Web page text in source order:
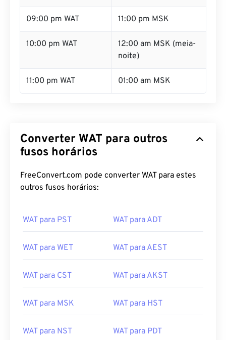
09:00 pm WAT 11:00 pm MSK
10:00 pm WAT
12:00 am MSK (meia-
noite)
11:00 pm WAT 01:00 am MSK
Converter WAT para outros
fusos horários
FreeConvert.com pode converter WAT para estes
outros fusos horários:
WAT para PST WAT para ADT
WAT para WET WAT para AEST
WAT para CST WAT para AKST
WAT para MSK WAT para HST
WAT para NST WAT para PDT